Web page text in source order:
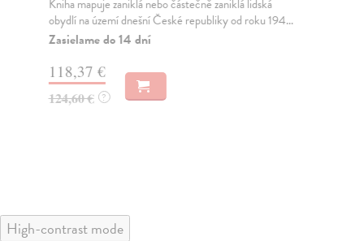
Kniha mapuje zaniklá nebo částečně zaniklá lidská
obydlí na území dnešní České republiky od roku 194...
Zasielame do 14 dní
118,37 €
124,60 € ?
High-contrast mode